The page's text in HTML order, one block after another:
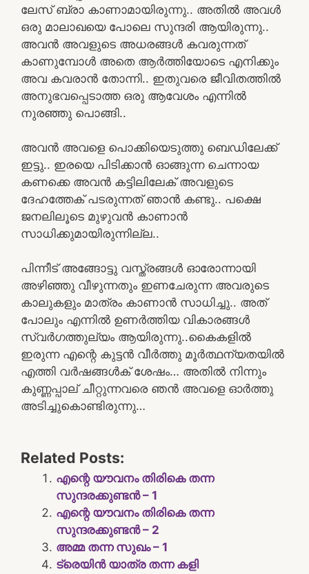
ലേസ് ബ്രാ കാണാമായിരുന്നു.. അതിൽ അവൾ
ഒരു മാലാഖയെ പോലെ സുന്ദരി ആയിരുന്നു..
അവൻ അവളുടെ അധരങ്ങൾ കവരുന്നത്
കാണുമ്പോൾ അതെ ആർത്തിയോടെ എനിക്കും
അവ കവരാൻ തോന്നി.. ഇതുവരെ ജീവിതത്തിൽ
അനുഭവപ്പെടാത്ത ഒരു ആവേശം എന്നിൽ
നുരഞ്ഞു പൊങ്ങി..
അവൻ അവളെ പൊക്കിയെടുത്തു ബെഡിലേക്ക്
ഇട്ടു.. ഇരയെ പിടിക്കാൻ ഓങ്ങുന്ന ചെന്നായ
കണക്കെ അവൻ കട്ടിലിലേക് അവളുടെ
ദേഹത്തേക് പടരുന്നത് ഞാൻ കണ്ടു.. പക്ഷെ
ജനലിലൂടെ മുഴുവൻ കാണാൻ
സാധിക്കുമായിരുന്നില്ല..
പിന്നീട് അങ്ങോട്ടു വസ്ത്രങ്ങൾ ഓരോന്നായി
അഴിഞ്ഞു വീഴുന്നതും ഇണചേരുന്ന അവരുടെ
കാലുകളും മാത്രം കാണാൻ സാധിച്ചു.. അത്
പോലും എന്നിൽ ഉണർത്തിയ വികാരങ്ങൾ
സ്വർഗത്തുല്യം ആയിരുന്നു..കൈകളിൽ
ഇരുന്ന എന്റെ കുട്ടൻ വീർത്തു മൂർത്ഥന്യതയിൽ
എത്തി വർഷങ്ങൾക് ശേഷം… അതിൽ നിന്നും
കുണ്ണപ്പാല് ചീറ്റുന്നവരെ ഞൻ അവളെ ഓർത്തു
അടിച്ചുകൊണ്ടിരുന്നു…
Related Posts:
എന്റെ യൗവനം തിരികെ തന്ന
സുന്ദരക്കുണ്ടൻ – 1
എന്റെ യൗവനം തിരികെ തന്ന
സുന്ദരക്കുണ്ടൻ – 2
അമ്മ തന്ന സുഖം – 1
ട്രെയിൻ യാത്ര തന്ന കളി